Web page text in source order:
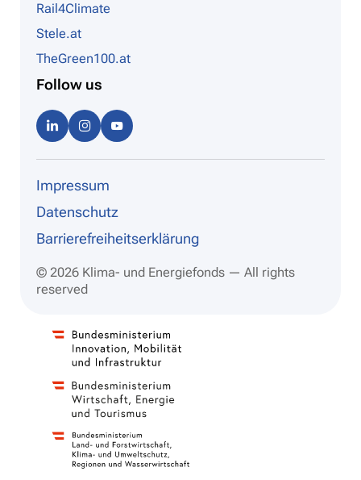
Rail4Climate
Stele.at
TheGreen100.at
Follow us
Linke
dIn
Instag
ram be
Impressum
Datenschutz
Barrierefreiheitserklärung
© 2026 Klima- und Energiefonds — All rights
reserved